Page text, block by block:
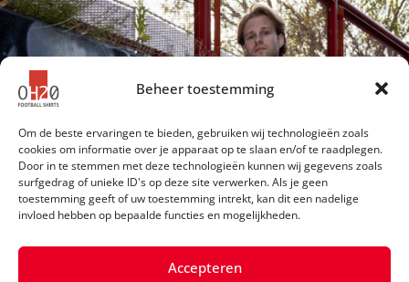
Beheer toestemming
Om de beste ervaringen te bieden, gebruiken wij technologieën zoals
cookies om informatie over je apparaat op te slaan en/of te raadplegen.
Door in te stemmen met deze technologieën kunnen wij gegevens zoals
surfgedrag of unieke ID's op deze site verwerken. Als je geen
toestemming geeft of uw toestemming intrekt, kan dit een nadelige
invloed hebben op bepaalde functies en mogelijkheden.
Accepteren